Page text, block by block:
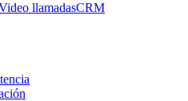
llamadasCRM